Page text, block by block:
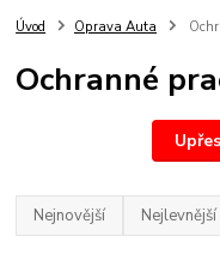
Úvod Oprava Auta
Ochranné
Nejnovější Nejlevnější